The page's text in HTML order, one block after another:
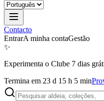
Contacto
EntrarA minha contaGestão
✨
Experimenta o Clube 7 dias
Termina em 23 d 15 h 5 min